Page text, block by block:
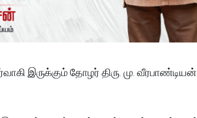
இருக்கும் தோழர் திரு. மு. வீரபாண்டியன்